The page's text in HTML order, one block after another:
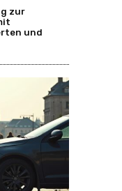
zur
und